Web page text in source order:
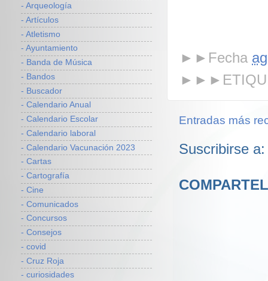
►►Fecha
Entradas más
Suscribirse
- Arqueología
- Artículos
- Atletismo
- Ayuntamiento
- Banda de Música
- Bandos
- Buscador
- Calendario Anual
- Calendario Escolar
- Calendario laboral
- Calendario Vacunación 2023
- Cartas
- Cartografía
- Cine
- Comunicados
- Concursos
- Consejos
- covid
- Cruz Roja
- curiosidades